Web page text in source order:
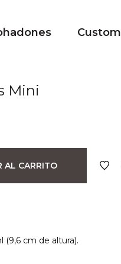
Custom
Mini
AL CARRITO
(9,6 cm de altura).